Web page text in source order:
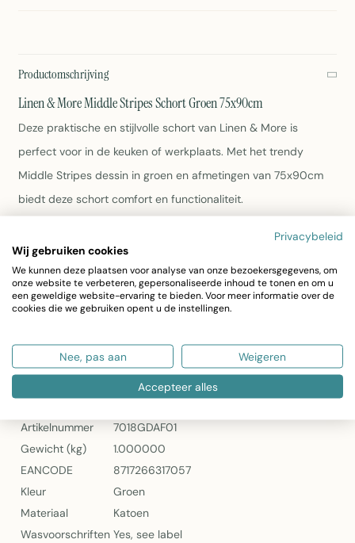
Productomschrijving
Linen & More Middle Stripes Schort Groen 75x90cm
Deze praktische en stijlvolle schort van Linen & More is
perfect voor in de keuken of werkplaats. Met het trendy
Middle Stripes dessin in groen en afmetingen van 75x90cm
biedt deze schort comfort en functionaliteit.
Kleur: Groen
Afmetingen: 75x90cm
Artikelnummer: 7018GDAF01
Gewicht: 1kg
Linen & More Middle Stripes Schort Groen 75x90cm
Artikelnummer
7018GDAF01
Gewicht (kg)
1.000000
EANCODE
8717266317057
Kleur
Groen
Materiaal
Katoen
Wasvoorschriften Yes, see label
Privacybeleid
Wij gebruiken cookies
We kunnen deze plaatsen voor analyse van onze bezoekersgegevens, om
onze website te verbeteren, gepersonaliseerde inhoud te tonen en om u
een geweldige website-ervaring te bieden. Voor meer informatie over de
cookies die we gebruiken opent u de instellingen.
Nee, pas aan Weigeren
Accepteer alles